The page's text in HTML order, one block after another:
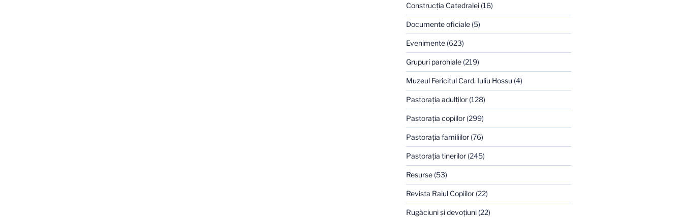
Construcţia Catedralei(16)
Documente oficiale(5)
Evenimente(623)
Grupuri parohiale(219)
Muzeul Fericitul Card. Iuliu Hossu (4)
Pastoraţia adulţilor(128)
Pastoraţia copiilor(299)
Pastoraţia familiilor(76)
Pastoraţia tinerilor(245)
Resurse(53)
Revista Raiul Copiilor(22)
Rugăciuni şi devoţiuni(22)